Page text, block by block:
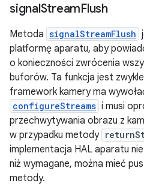
signalStreamFlush
Metoda signalStreamFlush
platformę aparatu, aby
o konieczności zwrócenia
buforów. Ta funkcja jest
framework kamery ma
configureStreams i musi
przechwytywania obrazu z
w przypadku metody
implementacja HAL aparatu
niż wymagane, można mieć
metody.